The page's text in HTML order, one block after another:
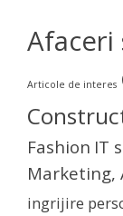
Afaceri
Articole de interes
Fashion IT
Marketing,
ingrijire